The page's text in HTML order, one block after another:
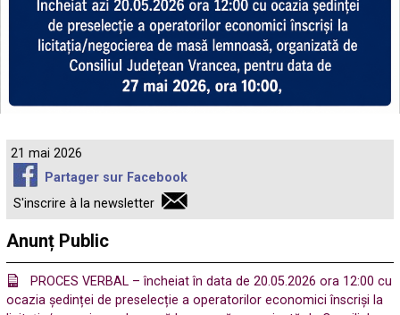
21 mai 2026
Partager sur Facebook
S'inscrire à la newsletter
Anunț Public
PROCES VERBAL – încheiat în data de 20.05.2026 ora 12:00 cu
ocazia ședinței de preselecție a operatorilor economici înscriși la